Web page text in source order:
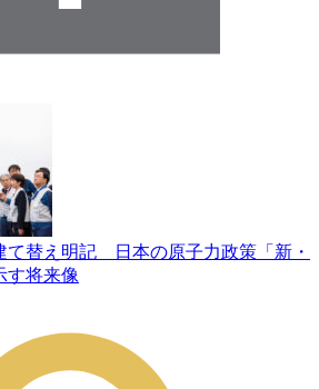
て替え明記 日本の原子力政策「新・
す将来像